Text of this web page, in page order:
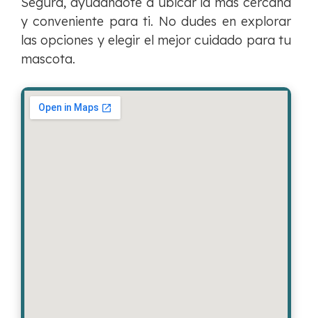
y conveniente para ti. No dudes en explorar
las opciones y elegir el mejor cuidado para tu
mascota.